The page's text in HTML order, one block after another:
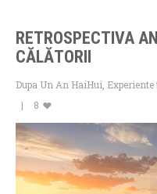
RETROSPECTIVA
CĂLĂTORII
Dupa Un An HaiHui
8